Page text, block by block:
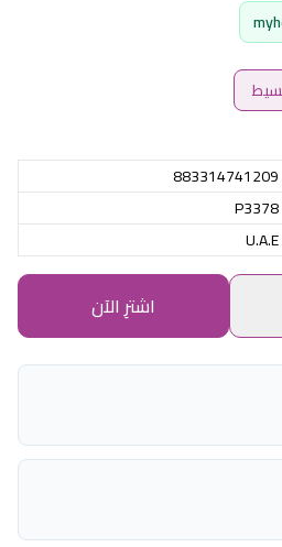
883314741209
P3378
U.A.E
اشترِ الآن